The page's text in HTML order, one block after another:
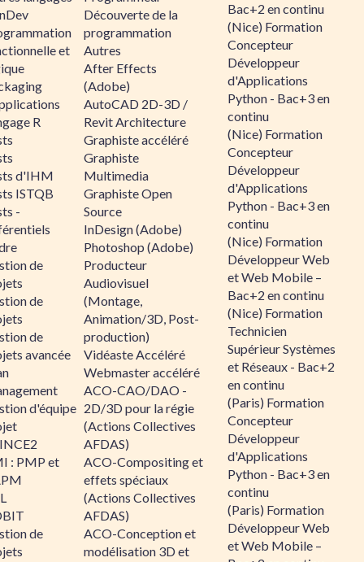
et
R
d'IHM
ISTQB
-
de
de
de
avancée
d'équipe
: PMP et
de
Découverte de la
programmation
Autres
After Effects
(Adobe)
AutoCAD 2D-3D /
Revit Architecture
Graphiste accéléré
Graphiste
Multimedia
Graphiste Open
Source
InDesign (Adobe)
Photoshop (Adobe)
Producteur
Audiovisuel
(Montage,
Animation/3D, Post-
production)
Vidéaste Accéléré
Webmaster accéléré
ACO-CAO/DAO -
2D/3D pour la régie
(Actions Collectives
AFDAS)
ACO-Compositing et
effets spéciaux
(Actions Collectives
AFDAS)
ACO-Conception et
modélisation 3D et
Bac+2 en continu
(Nice) Formation
Concepteur
Développeur
d'Applications
Python - Bac+3 en
continu
(Nice) Formation
Concepteur
Développeur
d'Applications
Python - Bac+3 en
continu
(Nice) Formation
Développeur Web
et Web Mobile –
Bac+2 en continu
(Nice) Formation
Technicien
Supérieur Systèmes
et Réseaux - Bac+2
en continu
(Paris) Formation
Concepteur
Développeur
d'Applications
Python - Bac+3 en
continu
(Paris) Formation
Développeur Web
et Web Mobile –